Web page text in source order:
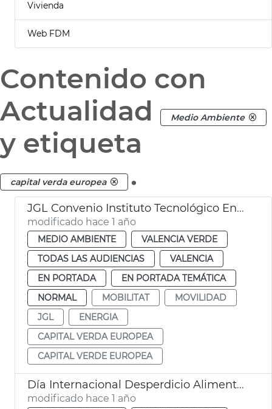
Vivienda
Web FDM
Contenido con
Actualidad
Medio Ambiente
y etiqueta
capital verda europea .
JGL Convenio Instituto Tecnológico Energía València
modificado hace 1 año
MEDIO AMBIENTE
VALENCIA VERDE
TODAS LAS AUDIENCIAS
VALENCIA
EN PORTADA
EN PORTADA TEMÁTICA
NORMAL
MOBILITAT
MOVILIDAD
JGL
ENERGIA
CAPITAL VERDA EUROPEA
CAPITAL VERDE EUROPEA
Día Internacional Desperdicio Alimentario
modificado hace 1 año